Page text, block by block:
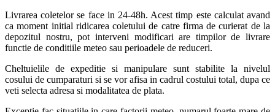
Livrarea coletelor se face in 24-48h. Acest timp este calculat avand
ca moment initial ridicarea coletului de catre firma de curierat de la
depozitul nostru, pot interveni modificari are timpilor de livrare
functie de conditiile meteo sau perioadele de reduceri.
Cheltuielile de expeditie si manipulare sunt stabilite la nivelul
cosului de cumparaturi si se vor afisa in cadrul costului total, dupa ce
veti selecta adresa si modalitatea de plata.